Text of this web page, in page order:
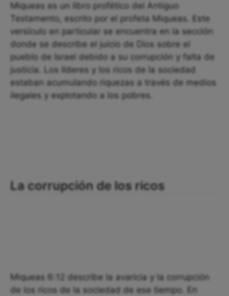
Miqueas es un libro profético del Antiguo
Testamento, escrito por el profeta Miqueas. Este
versículo en particular se encuentra en la sección
donde se describe el juicio de Dios sobre el
pueblo de Israel debido a su corrupción y falta de
justicia. Los líderes y los ricos de la sociedad
estaban acumulando riquezas a través de medios
ilegales y explotando a los pobres.
La corrupción de los ricos
Miqueas 6:12 describe la avaricia y la corrupción
de los ricos de la sociedad de ese tiempo. En